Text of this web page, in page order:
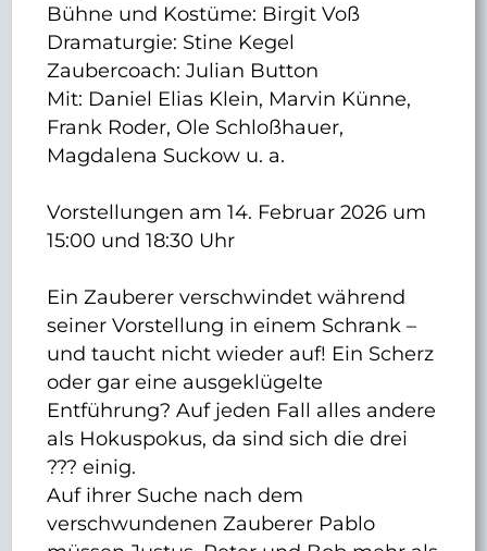
Bühne und Kostüme: Birgit Voß
Dramaturgie: Stine Kegel
Zaubercoach: Julian Button
Mit: Daniel Elias Klein, Marvin Künne,
Frank Roder, Ole Schloßhauer,
Magdalena Suckow u. a.
Vorstellungen am 14. Februar 2026 um
15:00 und 18:30 Uhr
Ein Zauberer verschwindet während
seiner Vorstellung in einem Schrank –
und taucht nicht wieder auf! Ein Scherz
oder gar eine ausgeklügelte
Entführung? Auf jeden Fall alles andere
als Hokuspokus, da sind sich die drei
??? einig.
Auf ihrer Suche nach dem
verschwundenen Zauberer Pablo